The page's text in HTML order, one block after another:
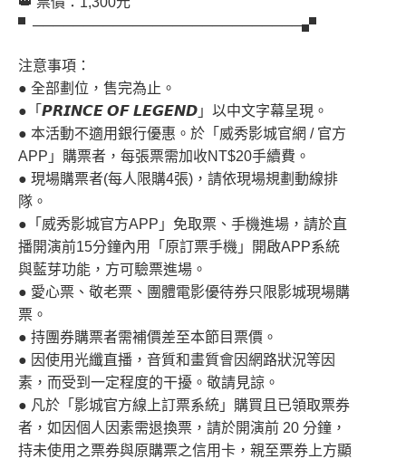
▘───────────────────────────▞
注意事項：
● 全部劃位，售完為止。
●「𝙋𝙍𝙄𝙉𝘾𝙀 𝙊𝙁 𝙇𝙀𝙂𝙀𝙉𝘿」以中文字幕呈現。
● 本活動不適用銀行優惠。於「威秀影城官網 / 官方
APP」購票者，每張票需加收NT$20手續費。
● 現場購票者(每人限購4張)，請依現場規劃動線排
隊。
●「威秀影城官方APP」免取票、手機進場，請於直
播開演前15分鐘內用「原訂票手機」開啟APP系統
與藍芽功能，方可驗票進場。
● 愛心票、敬老票、團體電影優待券只限影城現場購
票。
● 持團券購票者需補價差至本節目票價。
● 因使用光纖直播，音質和畫質會因網路狀況等因
素，而受到一定程度的干擾。敬請見諒。
● 凡於「影城官方線上訂票系統」購買且已領取票券
者，如因個人因素需退換票，請於開演前 20 分鐘，
持未使用之票券與原購票之信用卡，親至票券上方顯